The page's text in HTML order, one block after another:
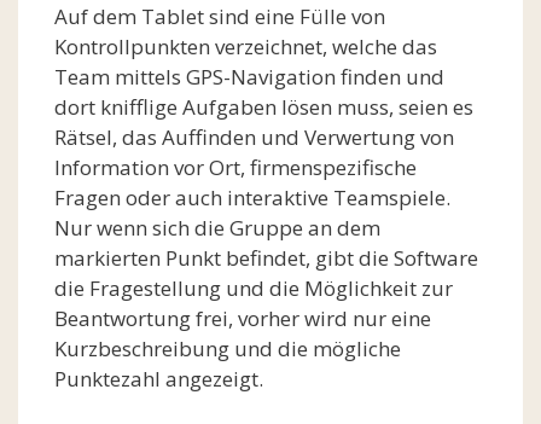
Auf dem Tablet sind eine Fülle von
Kontrollpunkten verzeichnet, welche das
Team mittels GPS-Navigation finden und
dort knifflige Aufgaben lösen muss, seien es
Rätsel, das Auffinden und Verwertung von
Information vor Ort, firmenspezifische
Fragen oder auch interaktive Teamspiele.
Nur wenn sich die Gruppe an dem
markierten Punkt befindet, gibt die Software
die Fragestellung und die Möglichkeit zur
Beantwortung frei, vorher wird nur eine
Kurzbeschreibung und die mögliche
Punktezahl angezeigt.